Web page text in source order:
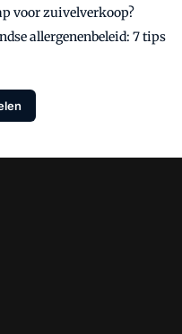
voor zuivelverkoop?
allergenenbeleid: 7 tips